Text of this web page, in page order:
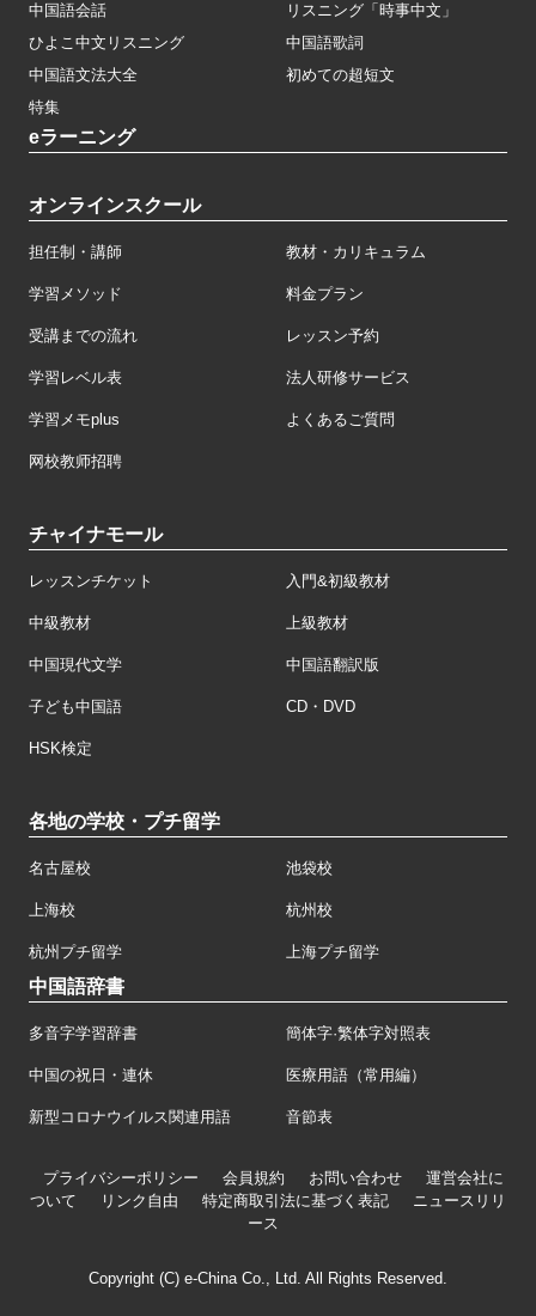
中国語会話
リスニング「時事中文」
ひよこ中文リスニング
中国語歌詞
中国語文法大全
初めての超短文
特集
eラーニング
オンラインスクール
担任制・講師 教材・カリキュラム
学習メソッド 料金プラン
受講までの流れ レッスン予約
学習レベル表 法人研修サービス
学習メモplus よくあるご質問
网校教师招聘
チャイナモール
レッスンチケット 入門&初級教材
中級教材 上級教材
中国現代文学 中国語翻訳版
子ども中国語 CD・DVD
HSK検定
各地の学校・プチ留学
名古屋校 池袋校
上海校 杭州校
杭州プチ留学 上海プチ留学
中国語辞書
多音字学習辞書 簡体字·繁体字対照表
中国の祝日・連休 医療用語（常用編）
新型コロナウイルス関連用語 音節表
プライバシーポリシー 会員規約 お問い合わせ
運営会社に
ついて
リンク自由 特定商取引法に基づく表記
ニュースリリ
ース
Copyright (C) e-China Co., Ltd. All Rights Reserved.